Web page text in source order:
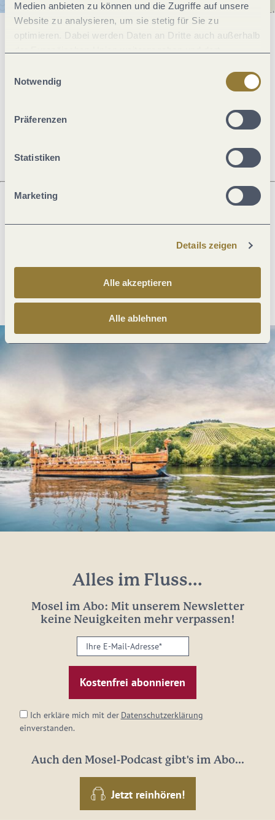
Medien anbieten zu können und die Zugriffe auf unsere
Website zu analysieren, um sie stetig für Sie zu
optimieren. Dabei werden Daten an Dritte auch außerhalb
jederzeit widerrufen werden. Mit der Auswahl "Alle
ablehnen" kann es zu Beeinträchtigungen in der Nutzung
Notwendig
Präferenzen
Statistiken
Marketing
Details zeigen
Alle akzeptieren
Alle ablehnen
Allgemeine Informationen
Öffnungszeiten
Was möchtest du als nächstes tun?
Anreise planen
Alles im Fluss...
Mosel im Abo: Mit unserem Newsletter
keine Neuigkeiten mehr verpassen!
Ihre
E-
Mail-
Adresse:
Ich erkläre mich mit der Datenschutzerklärung
einverstanden.
Auch den Mosel-Podcast gibt's im Abo...
Jetzt reinhören!